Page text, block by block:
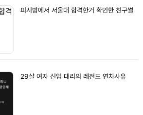
피시방에서 서울대 합격한거 확인한 친구썰
29살 여자 신입 대리의 레전드 연차사유